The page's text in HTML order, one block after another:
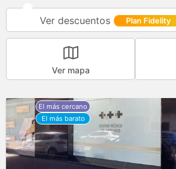
Ver descuentos Plan Fidelity
Ver mapa